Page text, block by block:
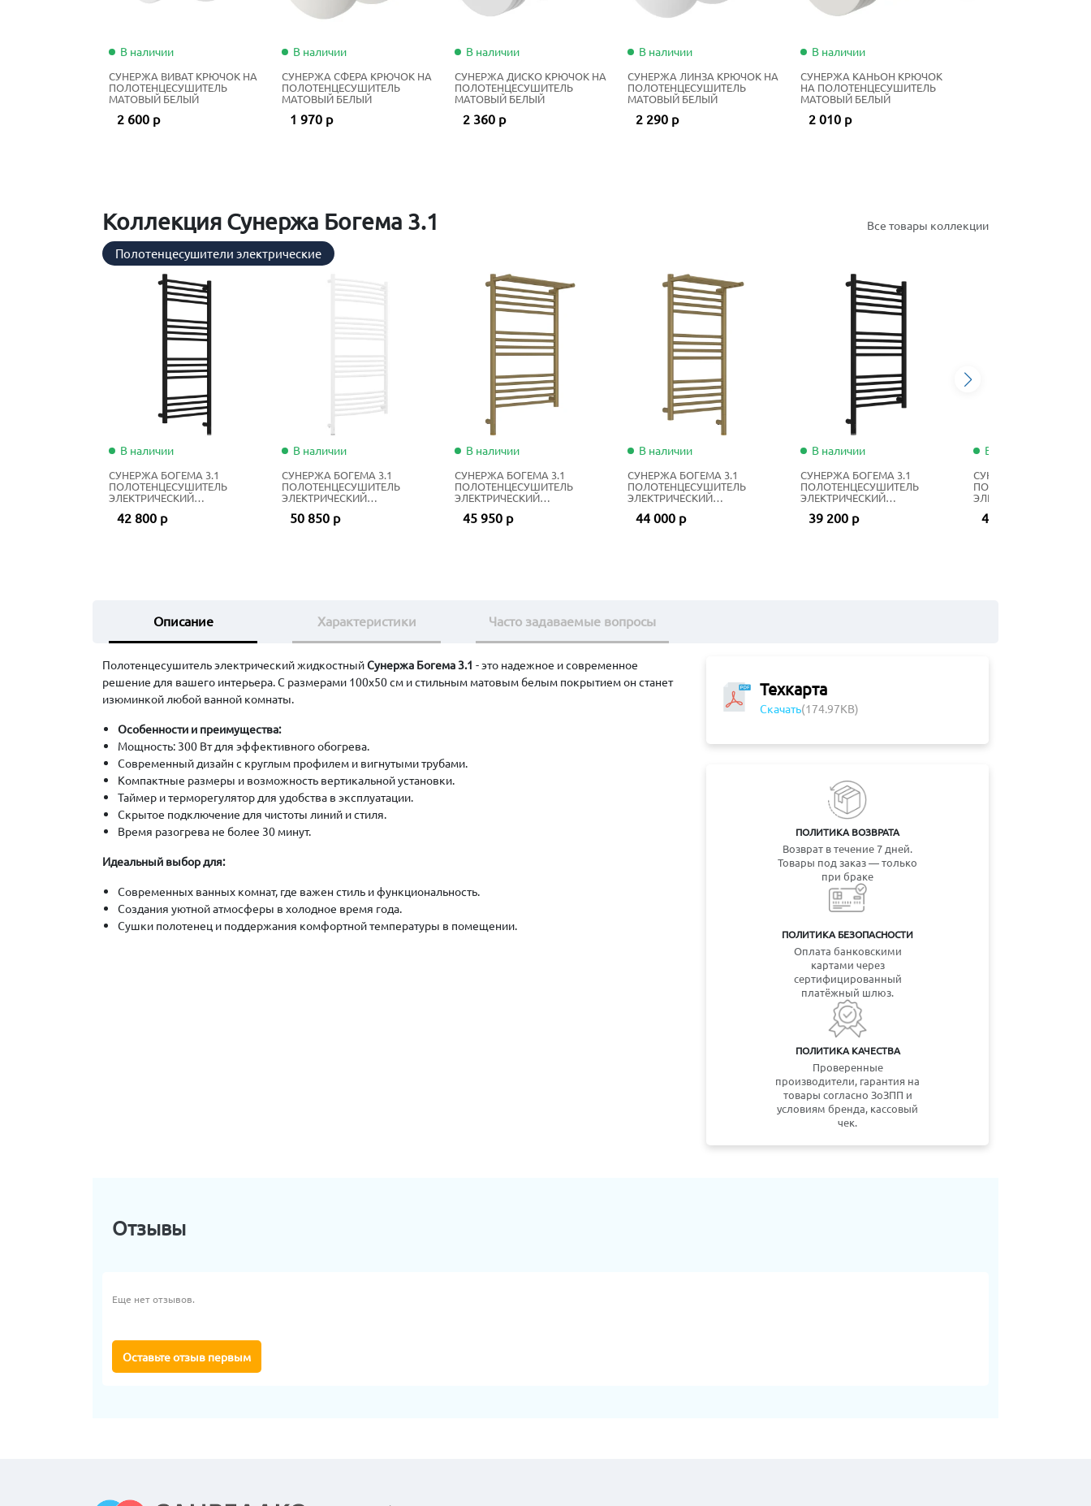
В наличии
СУНЕРЖА ВИВАТ КРЮЧОК НА
ПОЛОТЕНЦЕСУШИТЕЛЬ
МАТОВЫЙ БЕЛЫЙ
2 600 р
В наличии
СУНЕРЖА СФЕРА КРЮЧОК НА
ПОЛОТЕНЦЕСУШИТЕЛЬ
МАТОВЫЙ БЕЛЫЙ
1 970 р
В наличии
СУНЕРЖА ДИСКО КРЮЧОК НА
ПОЛОТЕНЦЕСУШИТЕЛЬ
МАТОВЫЙ БЕЛЫЙ
2 360 р
В наличии
СУНЕРЖА ЛИНЗА КРЮЧОК НА
ПОЛОТЕНЦЕСУШИТЕЛЬ
МАТОВЫЙ БЕЛЫЙ
2 290 р
В наличии
СУНЕРЖА КАНЬОН КРЮЧОК
НА ПОЛОТЕНЦЕСУШИТЕЛЬ
МАТОВЫЙ БЕЛЫЙ
2 010 р
Коллекция Сунержа Богема 3.1 Все товары коллекции
Полотенцесушители электрические
В наличии
СУНЕРЖА БОГЕМА 3.1
ПОЛОТЕНЦЕСУШИТЕЛЬ
ЭЛЕКТРИЧЕСКИЙ
МАТОВЫЙ ЧЁРНЫЙ
42 800 р
В наличии
СУНЕРЖА БОГЕМА 3.1
ПОЛОТЕНЦЕСУШИТЕЛЬ
ЭЛЕКТРИЧЕСКИЙ
МАТОВЫЙ БЕЛЫЙ
50 850 р
В наличии
СУНЕРЖА БОГЕМА 3.1
ПОЛОТЕНЦЕСУШИТЕЛЬ
ЭЛЕКТРИЧЕСКИЙ
ЗОЛОТОЙ ШЁЛК
45 950 р
В наличии
СУНЕРЖА БОГЕМА 3.1
ПОЛОТЕНЦЕСУШИТЕЛЬ
ЭЛЕКТРИЧЕСКИЙ
ЗОЛОТОЙ ШЁЛК
44 000 р
В наличии
СУНЕРЖА БОГЕМА 3.1
ПОЛОТЕНЦЕСУШИТЕЛЬ
ЭЛЕКТРИЧЕСКИЙ
МАТОВЫЙ ЧЁРНЫЙ
39 200 р
В наличии
СУНЕРЖА БОГЕМА 3.1
ПОЛОТЕНЦЕСУШИТЕЛЬ
ЭЛЕКТРИЧЕСКИЙ
НЕРЖАВЕЮЩАЯ СТАЛЬ
49 050 р
Описание Характеристики Часто задаваемые вопросы
Техкарта
Скачать(174.97KB)
ПОЛИТИКА ВОЗВРАТА
Возврат в течение 7 дней.
Товары под заказ — только
при браке
ПОЛИТИКА БЕЗОПАСНОСТИ
Оплата банковскими
картами через
сертифицированный
платёжный шлюз.
ПОЛИТИКА КАЧЕСТВА
Проверенные
производители, гарантия на
товары согласно ЗоЗПП и
условиям бренда, кассовый
чек.
Полотенцесушитель электрический жидкостныйСунержа Богема 3.1 - это надежное и современное
решение для вашего интерьера. С размерами 100х50 см и стильным матовым белым покрытием он станет
изюминкой любой ванной комнаты.
Особенности и преимущества:
Мощность: 300 Вт для эффективного обогрева.
Современный дизайн с круглым профилем и вигнутыми трубами.
Компактные размеры и возможность вертикальной установки.
Таймер и терморегулятор для удобства в эксплуатации.
Скрытое подключение для чистоты линий и стиля.
Время разогрева не более 30 минут.
Идеальный выбор для:
Современных ванных комнат, где важен стиль и функциональность.
Создания уютной атмосферы в холодное время года.
Сушки полотенец и поддержания комфортной температуры в помещении.
Отзывы
Еще нет отзывов.
Оставьте отзыв первым